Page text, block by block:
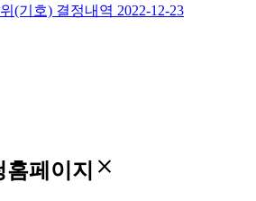
(기호) 결정내역 2022-12-23
페이지 close